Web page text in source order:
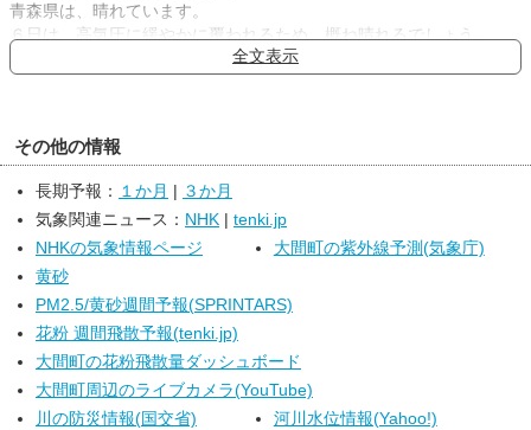
青森県は、晴れています。
６日は、高気圧に緩やかに覆われるため、概ね晴れるでしょう。
７日は、高気圧に緩やかに覆われるため、晴れや曇りの見込みで
全文表示
その他の情報
長期予報： １か月
３か月
気象関連ニュース： NHK
tenki.jp
NHKの気象情報ページ
大間町の紫外線予測(気象庁)
黄砂
PM2.5/黄砂週間予報(SPRINTARS)
花粉 週間飛散予報(tenki.jp)
大間町の花粉飛散量ダッシュボード
大間町周辺のライブカメラ(YouTube)
川の防災情報(国交省)
河川水位情報(Yahoo!)